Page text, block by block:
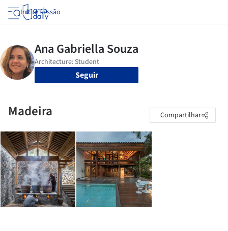
Iniciar sessão
Seguir
Madeira Compartilhar